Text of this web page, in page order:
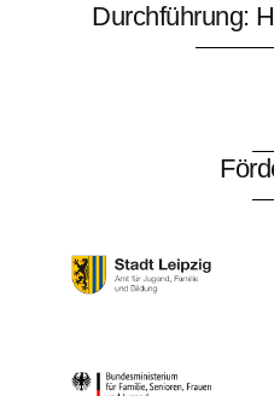
Durchführung: